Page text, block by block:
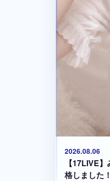
2026.08.06
【17LIVE
格しました！